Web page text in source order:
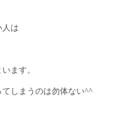
人は
ます。
しまうのは勿体ない^^